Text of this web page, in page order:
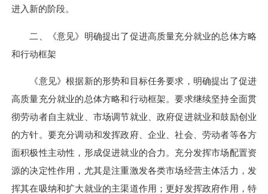
进入新的阶段。
二、《意见》明确提出了促进高质量充分就业的总体方略
和行动框架
《意见》根据新的形势和目标任务要求，明确提出了促进
高质量充分就业的总体方略和行动框架。要求继续坚持全面贯
彻劳动者自主就业、市场调节就业、政府促进就业和鼓励创业
的方针。要充分调动和发挥政府、企业、社会、劳动者等各方
面积极性主动性，形成促进就业的合力。充分发挥市场配置资
源的决定性作用，尤其是注重激发各类市场经营主体活力，发
挥其在吸纳和扩大就业的主渠道作用；更好发挥政府作用，特